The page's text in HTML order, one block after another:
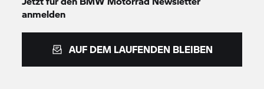
anmelden
AUF DEM LAUFENDEN BLEIBEN